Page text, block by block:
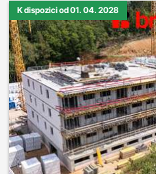
K dispozici od 01. 04. 2028